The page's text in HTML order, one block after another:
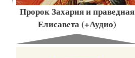
Пророк Захария и праведная
Елисавета (+Аудио)